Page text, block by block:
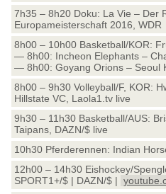
7h35 – 8h20 Doku: La Vie – Der
Europameisterschaft 2016, WDR
8h00 – 10h00 Basketball/KOR:
— 8h00: Incheon Elephants –
— 8h00: Goyang Orions – Seoul
8h00 – 9h30 Volleyball/F, KOR:
Hillstate VC, Laola1.tv live
9h30 – 11h30 Basketball/AUS:
Taipans, DAZN/$ live
10h30 Pferderennen: Indian
12h00 – 14h30 Eishockey/
SPORT1+/$ | DAZN/$ |